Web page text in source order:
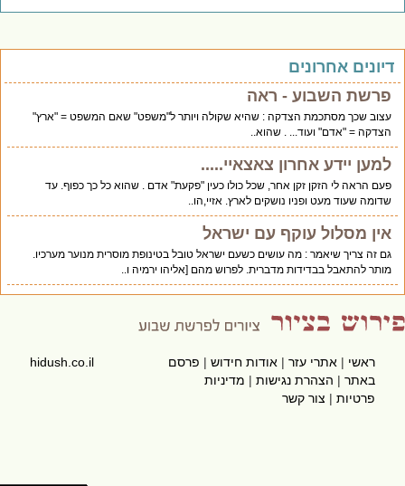
אחרונים
פרשת השבוע - ראה
עצוב שכך מסתכמת הצדקה : שהיא שקולה ויותר ל"משפט" שאם המשפט = "ארץ"
הצדקה = "אדם" ועוד... . שהוא..
למען יידע אחרון צאצאיי.....
פעם הראה לי הזקן זקן אחר, שכל כולו כעין "פקעת" אדם . שהוא כל כך כפוף. עד
שדומה שעוד מעט ופניו נושקים לארץ. אזיי,הו..
אין מסלול עוקף עם ישראל
גם זה צריך שיאמר : מה עושים כשעם ישראל טובל בטינופת מוסרית מנוער מערכיו.
מותר להתאבל בבדידות מדברית. לפרוש מהם [אליהו ירמיה ו..
ראשי|אתרי עזר|אודות חידוש|פרסם
באתר|הצהרת נגישות|מדיניות
פרטיות|צור קשר
hidush.co.il